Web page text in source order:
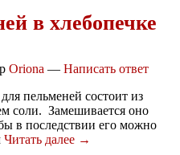
в хлебопечке
Oriona — Написать ответ
пельменей состоит из
соли. Замешивается оно
в последствии его можно
Читать далее →